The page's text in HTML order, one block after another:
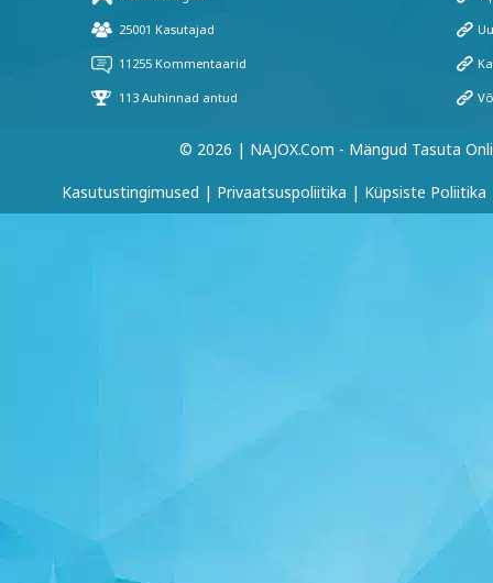
© 2026 | NAJOX.com - Mängud Tasuta
Kasutustingimused | Privaatsuspoliitika | Küpsiste Poliitika